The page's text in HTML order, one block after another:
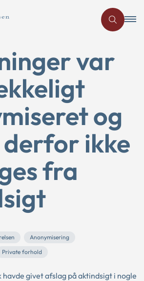
var
og
derfor ikke
fra
Anonymisering
Private forhold
havde givet afslag på aktindsigt i nogle